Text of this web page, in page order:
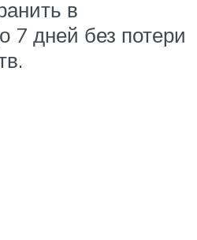
в
7 дней без потери